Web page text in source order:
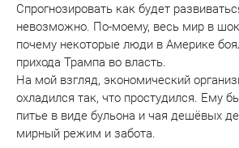
не встанет. Вот такие данные об
основной мировой производственной
энергетическая структура
Китая на 2024 год. ТЭС – 63,2%, ГЭС –
ВЭС – 9,8%, СЭС – 8,3%. Доля сырой
производстве первичной энергии
цена сырой нефти поднимется даже в
то это не катастрофа для экономики
Спрогнозировать как будет
невозможно. По-моему, весь мир в
почему некоторые люди в Америке
прихода Трампа во власть.
На мой взгляд, экономический
охладился так, что простудился. Ему
питье в виде бульона и чая дешёвых
мирный режим и забота.